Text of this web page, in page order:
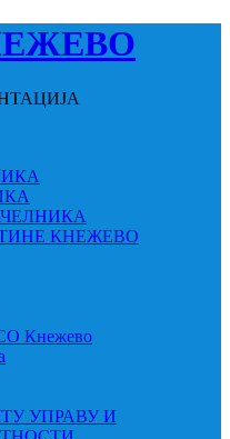
КНЕЖЕВО
Кнежево
УПРАВУ И